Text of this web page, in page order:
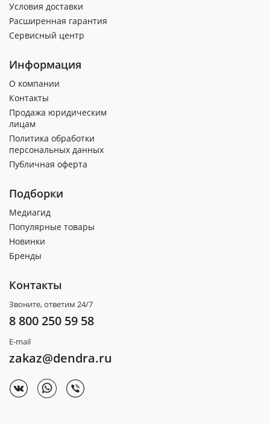
Условия доставки
Расширенная гарантия
Сервисный центр
Информация
О компании
Контакты
Продажа юридическим
лицам
Политика обработки
персональных данных
Публичная оферта
Подборки
Медиагид
Популярные товары
Новинки
Бренды
Контакты
Звоните, ответим 24/7
8 800 250 59 58
E-mail
zakaz@dendra.ru